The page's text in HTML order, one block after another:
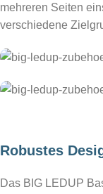
mehreren Seiten
verschiedene
Robustes
Das BIG LEDUP